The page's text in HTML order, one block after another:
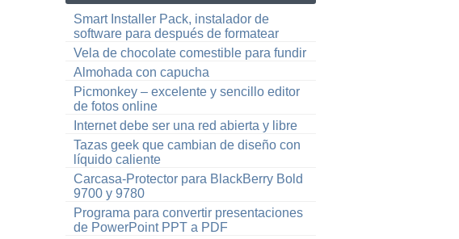
Smart Installer Pack, instalador de
software para después de formatear
Vela de chocolate comestible para fundir
Almohada con capucha
Picmonkey – excelente y sencillo editor
de fotos online
Internet debe ser una red abierta y libre
Tazas geek que cambian de diseño con
líquido caliente
Carcasa-Protector para BlackBerry Bold
9700 y 9780
Programa para convertir presentaciones
de PowerPoint PPT a PDF